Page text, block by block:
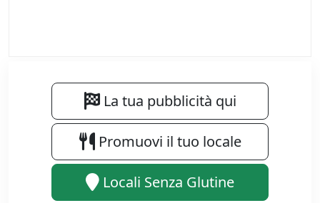
La tua pubblicità qui
Promuovi il tuo locale
Locali Senza Glutine